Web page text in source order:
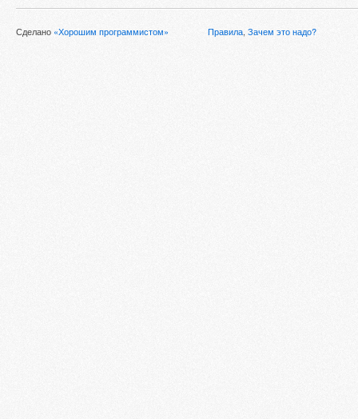
Сделано «Хорошим программистом» Правила, Зачем это надо?